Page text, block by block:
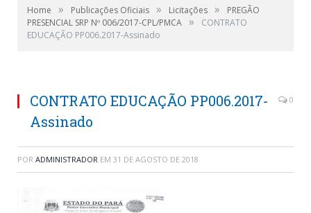
Home » Publicações Oficiais » Licitações »
PREGÃO
PRESENCIAL SRP Nº 006/2017-CPL/PMCA »
CONTRATO
EDUCAÇÃO PP006.2017-Assinado
CONTRATO EDUCAÇÃO PP006.2017-
Assinado
0
POR ADMINISTRADOR EM 31 DE AGOSTO DE 2018